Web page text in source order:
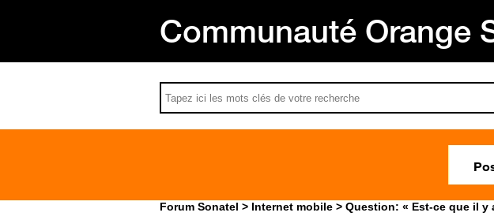
Communauté Orange
Forum Sonatel Internet mobile Question: « Est-ce que il y